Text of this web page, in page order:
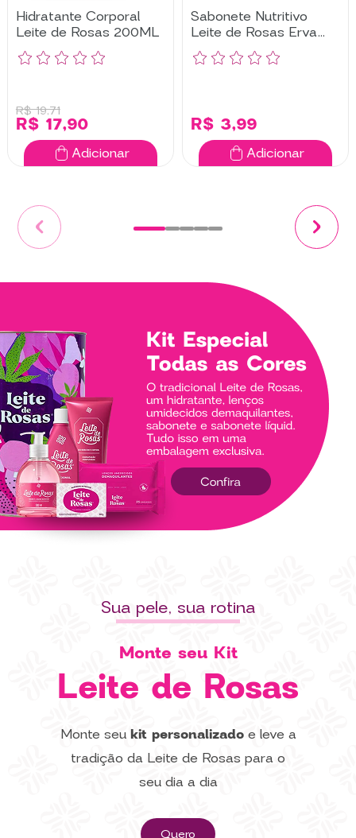
Hidratante Corporal
Leite de Rosas 200ML
R$ 19,71
R$ 17,90
Adicionar
Sabonete Nutritivo
Leite de Rosas Erva
Doce
R$ 3,99
Adicionar
Sua pele, sua rotina
Monte seu Kit
Leite de Rosas
Monte seukit personalizadoe leve a
tradição da Leite de Rosas para o
seu dia a dia